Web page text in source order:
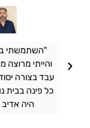
"השתמשתי
והייתי מרוצה
עבד בצורה
כל פינה בבית
היה